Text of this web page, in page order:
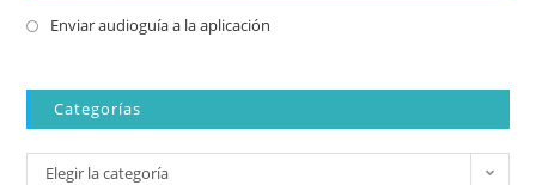
Enviar audioguía a la aplicación
Categorías
Elegir la categoría